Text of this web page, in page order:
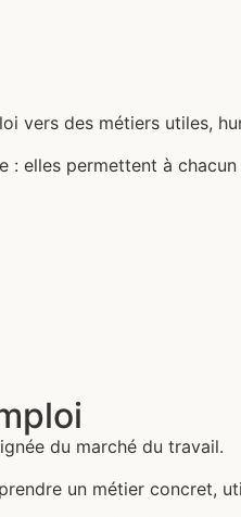
vers des métiers utiles,
: elles permettent à
du marché du travail.
un métier concret,